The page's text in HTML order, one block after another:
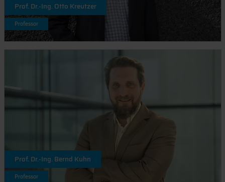
Prof. Dr.-Ing. Otto Kreutzer
Professor
Prof. Dr.-Ing. Bernd Kuhn
Professor